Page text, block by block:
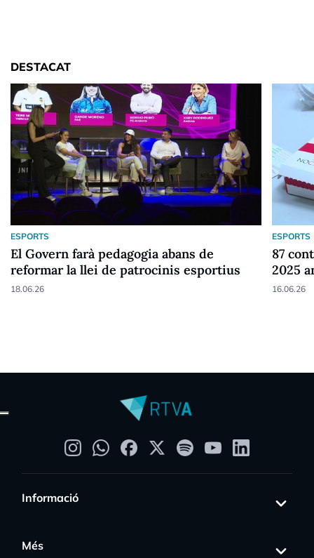
DESTACAT
ESPORTS
El Govern farà pedagogia abans de
reformar la llei de patrocinis esportius
18.06.26
ESPORTS
87
2025
16.06.26
Informació
Més